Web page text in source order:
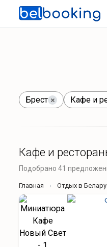
Брест Кафе и
Кафе и
Подобрано 41
Главная Отдых в